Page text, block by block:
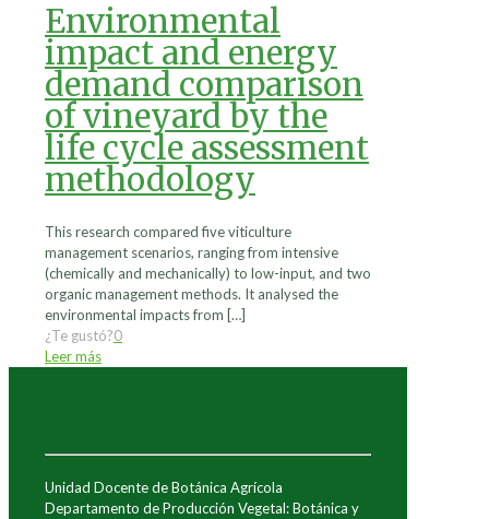
Environmental
impact and energy
demand comparison
of vineyard by the
life cycle assessment
methodology
This research compared five viticulture
management scenarios, ranging from intensive
(chemically and mechanically) to low-input, and two
organic management methods. It analysed the
environmental impacts from […]
¿Te gustó?0
Leer más
Unidad Docente de Botánica Agrícola
Departamento de Producción Vegetal: Botánica y